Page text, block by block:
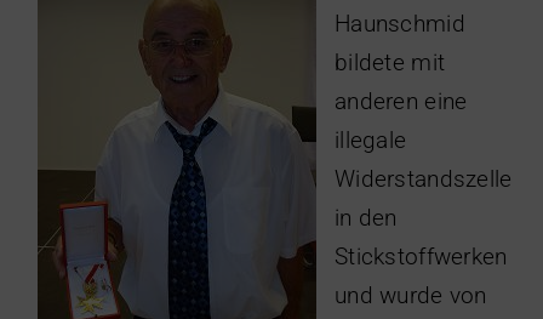
Haunschmid
bildete mit
anderen eine
illegale
Widerstandszelle
in den
Stickstoffwerken
und wurde von